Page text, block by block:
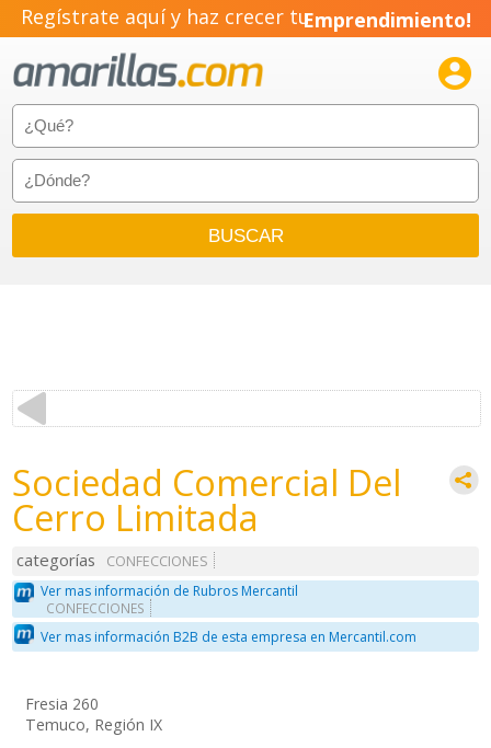
Regístrate aquí y haz crecer tuEmprendimiento!

Sociedad Comercial Del
Cerro Limitada
categorías
CONFECCIONES
Ver mas información de Rubros Mercantil
CONFECCIONES
Ver mas información B2B de esta empresa en Mercantil.com
Fresia 260
Temuco, Región IX